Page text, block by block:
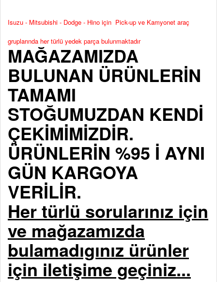
Isuzu - Mitsubishi - Dodge - Hino için Pick-up ve Kamyonet araç
gruplarında her türlü yedek parça bulunmaktadır
MAĞAZAMIZDA
BULUNAN ÜRÜNLERİN
TAMAMI
STOĞUMUZDAN KENDİ
ÇEKİMİMİZDİR.
ÜRÜNLERİN %95 İ AYNI
GÜN KARGOYA
VERİLİR.
Her türlü sorularınız için
ve mağazamızda
bulamadıgınız ürünler
için iletişime geçiniz...